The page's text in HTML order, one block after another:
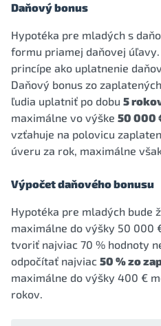
Daňový bonus
Hypotéka pre mladých s
formu priamej daňovej úľavy.
princípe ako uplatnenie
Daňový bonus zo
ľudia uplatniť po dobu 5
maximálne vo výške 50 000
vzťahuje na polovicu
úveru za rok, maximálne
Výpočet daňového bonusu
Hypotéka pre mladých bude
maximálne do výšky 50 000
tvoriť najviac 70 % hodnoty
odpočítať najviac 50 % zo
maximálne do výšky 400 €
rokov.